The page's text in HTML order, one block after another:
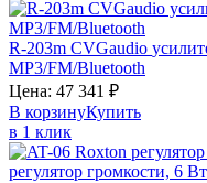
R-203m CVGaudio
MP3/FM/Bluetooth
Цена: 47 341 ₽
В корзинуКупить
в 1 клик
регулятор громкости, 6 Вт